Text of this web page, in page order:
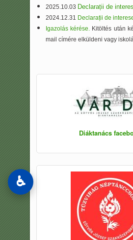
2025.10.03 Declarații de
2024.12.31 Declarații de
Igazolás kérése.
Kitöltés után
mail címére elküldeni vagy
Diáktanács
♿